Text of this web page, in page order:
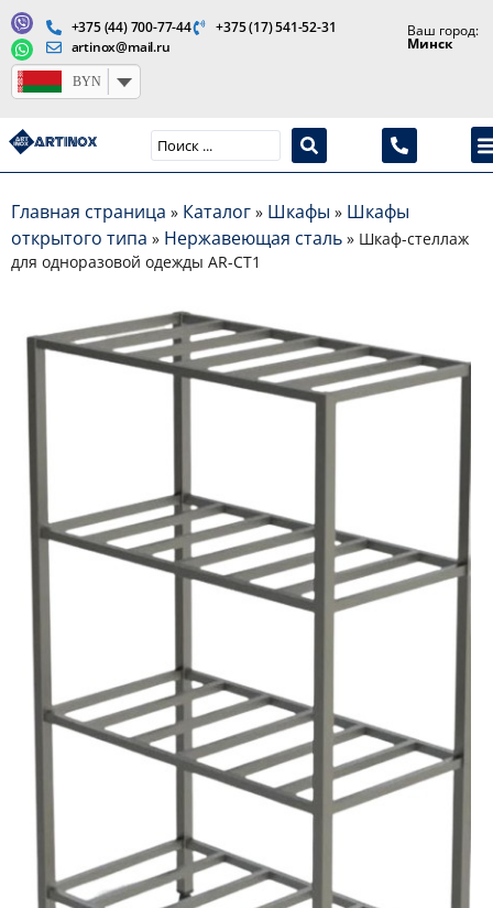
Главная страница » Каталог » Шкафы » Шкафы
открытого типа » Нержавеющая сталь » Шкаф-стеллаж
для одноразовой одежды AR-CT1
+375 (44) 700-77-44
+375 (17) 541-52-31
artinox@mail.ru
Ваш город:
Минск
BYN
Производство медицинской продукции и